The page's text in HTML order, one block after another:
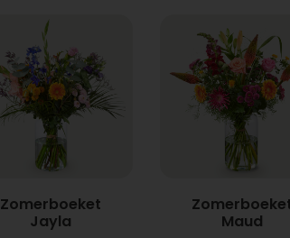
Zomerboeket
Jayla
Maud